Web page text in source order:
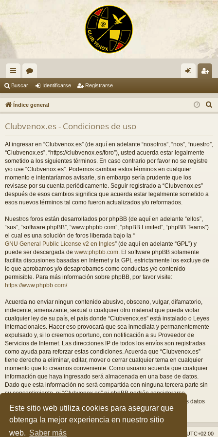
Este sitio web utiliza cookies para asegurar que
obtenga la mejor experiencia en nuestro sitio
web. Saber más
nl
ac
es
rá
pi
do
s
or
os nti
fic
se
ist
ra
e
Buscar Identificarse Registrarse
Índice general
u
Clubvenox.es - Condiciones de uso
Al ingresar en “Clubvenox.es” (de aquí en adelante “nosotros”, “nos”, “nuestro”,
“Clubvenox.es”, “https://clubvenox.es/foro”), usted acuerda estar legalmente
sometido a los siguientes términos. En caso contrario por favor no se registre
y/o use “Clubvenox.es”. Podemos cambiar estos términos en cualquier
momento e intentaríamos avisarle, sin embargo sería prudente que los
revisase por su cuenta periódicamente. Seguir registrado a “Clubvenox.es”
después de esos cambios significa que acuerda estar legalmente sometido a
esos nuevos términos tal como fueron actualizados y/o reformados.
Nuestros foros están desarrollados por phpBB (de aquí en adelante “ellos”,
“sus”, “software phpBB”, “www.phpbb.com”, “phpBB Limited”, “phpBB Teams”)
el cual es una solución de foros liberada bajo la “
GNU General Public License v2 en Ingles” (de aquí en adelante “GPL”) y
puede ser descargada de www.phpbb.com . El software phpBB solamente
facilita discusiones basadas en Internet y la GPL estrictamente los excluye de
lo que aprobamos y/o desaprobamos como conductas y/o contenido
permisible. Para más información sobre phpBB, por favor visite:
https://www.phpbb.com/.
Acuerda no enviar ningun contenido abusivo, obsceno, vulgar, difamatorio,
indecente, amenazante, sexual o cualquier otro material que pueda violar
cualquier ley de su país, el país donde “Clubvenox.es” está instalado o Leyes
Internacionales. Hacer eso provocará que sea inmediata y permanentemente
expulsado y, si lo creemos oportuno, con notificación a su Proveedor de
Servicios de Internet. Las direcciones IP de todos los envíos son registradas
como ayuda para reforzar estas condiciones. Acuerda que “Clubvenox.es”
tiene derecho a eliminar, editar, mover o cerrar cualquier tema en cualquier
momento que lo creamos conveniente. Como usuario acuerda que cualquier
información que haya ingresado será almacenada en una base de datos.
Dado que esta información no será compartida con ninguna tercera parte sin
su consentimiento, ni “Clubvenox.es” ni phpBB podrán considerarse
responsables por cualquier intento de hacking que conlleve a que los datos
sean comprometidos.
Índice general UTC+02:00